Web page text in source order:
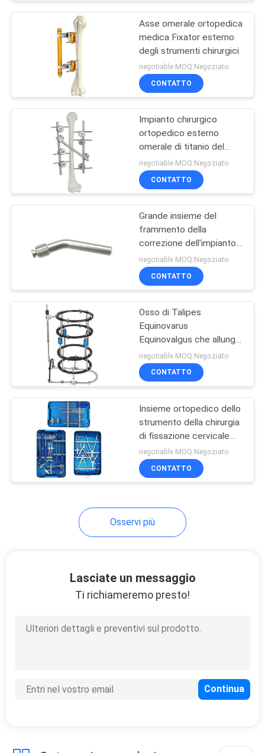
Insieme spinale
dello strumento
Strumenti della
chirurgia generale
Sistema del piatto di
chiusura
Piatti maxillo-
facciali
Sistema del CMF
chirurgiche
Asse omerale ortopedica
medica Fixator esterno
degli strumenti chirurgici
negotiable MOQ:Negoziato
CONTATTO
Impianto chirurgico
ortopedico esterno
omerale di titanio del
dispositivo di fissazione
negotiable MOQ:Negoziato
CONTATTO
Grande insieme del
frammento della
correzione dell'impianto
di Hoffmann del sistema
esterno di titanio di
fissazione
negotiable MOQ:Negoziato
CONTATTO
Osso di Talipes
Equinovarus
Equinovalgus che allunga
il dispositivo di fissazione
esterno
negotiable MOQ:Negoziato
CONTATTO
Insieme ortopedico dello
strumento della chirurgia
di fissazione cervicale
posteriore spinale degli
impianti
negotiable MOQ:Negoziato
CONTATTO
Osservi più
Lasciate un messaggio
Ti richiameremo presto!